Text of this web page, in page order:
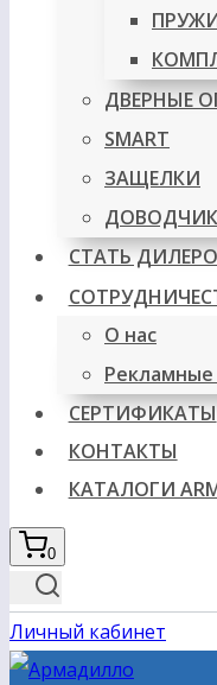
ДВЕРНЫЕ
SMART
ЗАЩЕЛКИ
СТАТЬ
О нас
СЕРТИФИКАТЫ
КОНТАКТЫ
КАТАЛОГИ
0
Личный кабинет